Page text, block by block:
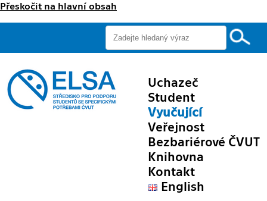
Přeskočit na hlavní obsah
Uchazeč
Student
Vyučující
Veřejnost
Bezbariérové ČVUT
Knihovna
Kontakt
English